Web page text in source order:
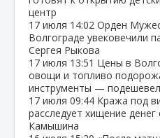
центр
17 июля 14:02 Орден
Волгограде увековечили
Сергея Рыкова
17 июля 13:51 Цены в
овощи и топливо
инструменты —
17 июля 09:44 Кража под
расследует хищение
Камышина